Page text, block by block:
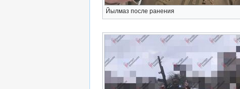
Йылмаз после ранения